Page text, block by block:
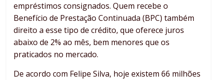
empréstimos consignados. Quem recebe o
Benefício de Prestação Continuada (BPC) também
direito a esse tipo de crédito, que oferece juros
abaixo de 2% ao mês, bem menores que os
praticados no mercado.
De acordo com Felipe Silva, hoje existem 66 milhões